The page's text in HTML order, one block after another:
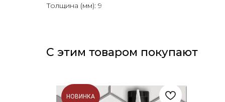
Толщина (мм): 9
С этим товаром покупают
НОВИНКА